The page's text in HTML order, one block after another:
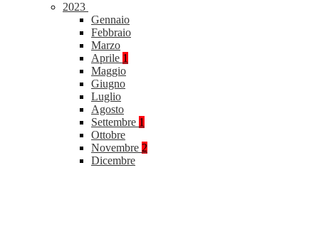
2023
Gennaio
Febbraio
Marzo
Aprile 1
Maggio
Giugno
Luglio
Agosto
Settembre 1
Ottobre
Novembre 2
Dicembre